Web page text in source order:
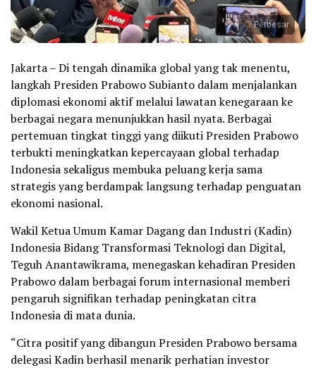
Perbesar
Jakarta – Di tengah dinamika global yang tak menentu,
langkah Presiden Prabowo Subianto dalam menjalankan
diplomasi ekonomi aktif melalui lawatan kenegaraan ke
berbagai negara menunjukkan hasil nyata. Berbagai
pertemuan tingkat tinggi yang diikuti Presiden Prabowo
terbukti meningkatkan kepercayaan global terhadap
Indonesia sekaligus membuka peluang kerja sama
strategis yang berdampak langsung terhadap penguatan
ekonomi nasional.
Wakil Ketua Umum Kamar Dagang dan Industri (Kadin)
Indonesia Bidang Transformasi Teknologi dan Digital,
Teguh Anantawikrama, menegaskan kehadiran Presiden
Prabowo dalam berbagai forum internasional memberi
pengaruh signifikan terhadap peningkatan citra
Indonesia di mata dunia.
“Citra positif yang dibangun Presiden Prabowo bersama
delegasi Kadin berhasil menarik perhatian investor